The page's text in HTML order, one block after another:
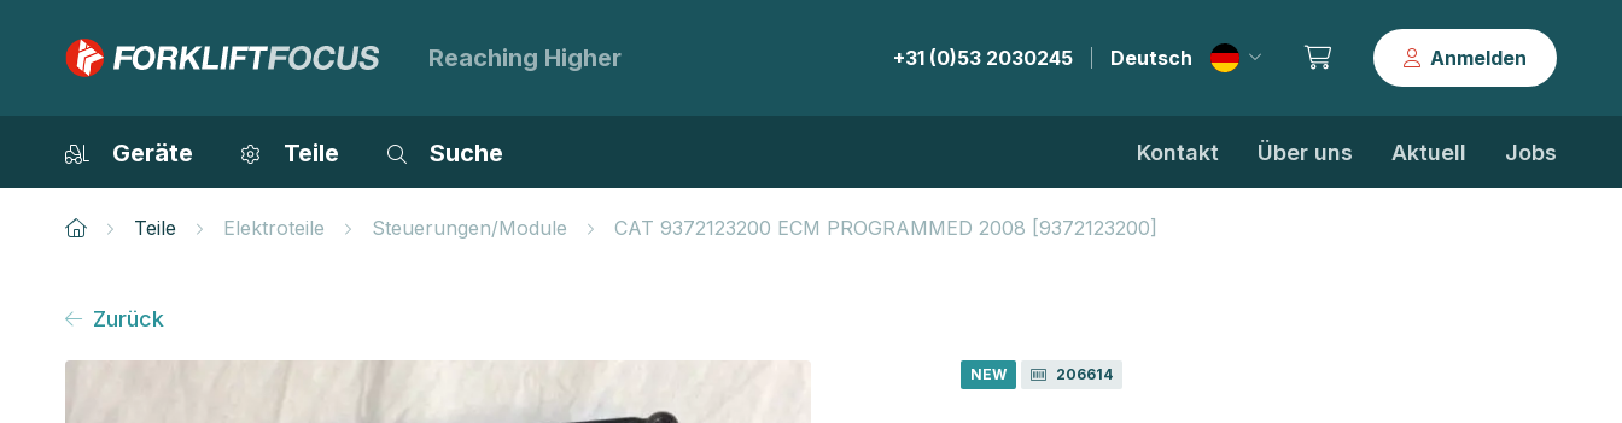
Reaching Higher +31 (0)53 2030245 | Deutsch Anmelden
Geräte Teile Suche Kontakt Über uns Aktuell Jobs
Teile Elektroteile Steuerungen/Module CAT 9372123200 ECM PROGRAMMED 2008 [9372123200]
Zurück
NEW 206614